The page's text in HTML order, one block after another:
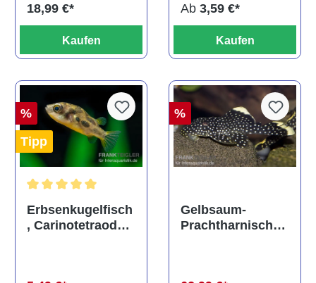
18,99 €*
Kaufen
Ab 3,59 €*
Kaufen
%
Tipp
Erbsenkugelfisch
, Carinotetraodon
%
Gelbsaum-
Prachtharnischw